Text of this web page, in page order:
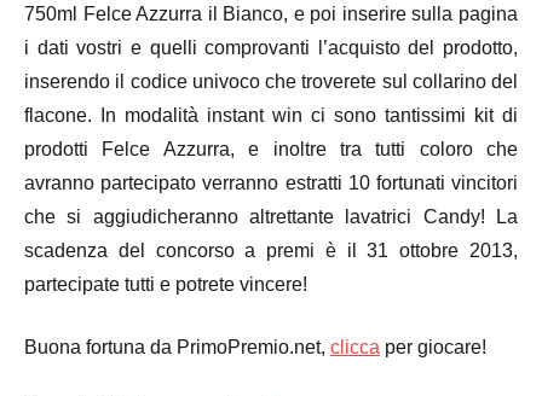
750ml Felce Azzurra il Bianco, e poi inserire sulla pagina
i dati vostri e quelli comprovanti l’acquisto del prodotto,
inserendo il codice univoco che troverete sul collarino del
flacone. In modalità instant win ci sono tantissimi kit di
prodotti Felce Azzurra, e inoltre tra tutti coloro che
avranno partecipato verranno estratti 10 fortunati vincitori
che si aggiudicheranno altrettante lavatrici Candy! La
scadenza del concorso a premi è il 31 ottobre 2013,
partecipate tutti e potrete vincere!
Buona fortuna da PrimoPremio.net, clicca per giocare!